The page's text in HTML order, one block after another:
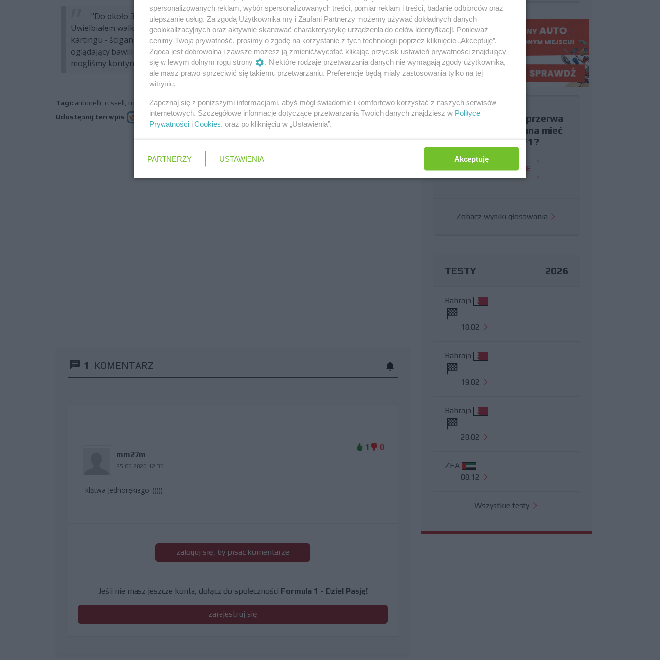
"Do około 30. okrążenia naprawdę czerpałem ogromną przyjemność z wyścigu.
Uwielbiałem walkę z Kimim i jestem pewien, że on również. To było jak powrót do czasów
kartingu - ściganie koło w koło, wielokrotne wymiany prowadzenia. Mam nadzieję, że
oglądający bawili się równie dobrze, jak ja podczas tej walki. Szkoda tylko, że nie
mogliśmy kontynuować jej aż do końca Grand Prix."
Tagi: antonelli russell mercedes,gp kanady
Udostępnij ten wpis
poprzedni
1 KOMENTARZ
mm27m
25.05.2026 12:35
1 0
klątwa Jednorękiego :)))))
zaloguj się, by pisać komentarze
Jeśli nie masz jeszcze konta, dołącz do społeczności Formula 1 - Dziel Pasję!
zarejestruj się
Czy uważasz, że przerwa
wakacyjna powinna mieć
miejsce w F1?
TAK NIE
Zobacz wyniki głosowania
TESTY 2026
Bahrajn
18.02
Bahrajn
19.02
Bahrajn
20.02
ZEA
08.12
Wszystkie testy
spersonalizowanych reklam, wybór spersonalizowanych treści, pomiar reklam i treści, badanie odbiorców oraz
ulepszanie usług. Za zgodą Użytkownika my i Zaufani Partnerzy możemy używać dokładnych danych
geolokalizacyjnych oraz aktywnie skanować charakterystykę urządzenia do celów identyfikacji. Ponieważ
cenimy Twoją prywatność, prosimy o zgodę na korzystanie z tych technologii poprzez kliknięcie „Akceptuję”.
Zgoda jest dobrowolna i zawsze możesz ją zmienić/wycofać klikając przycisk ustawień prywatności znajdujący
się w lewym dolnym rogu strony
. Niektóre rodzaje przetwarzania danych nie wymagają zgody użytkownika,
ale masz prawo sprzeciwić się takiemu przetwarzaniu. Preferencje będą miały zastosowania tylko na tej
witrynie.
Zapoznaj się z poniższymi informacjami, abyś mógł świadomie i komfortowo korzystać z naszych serwisów
internetowych. Szczegółowe informacje dotyczące przetwarzania Twoich danych znajdziesz w Polityce
Prywatności i Cookies. oraz po kliknięciu w „Ustawienia”.
PARTNERZY USTAWIENIA Akceptuję